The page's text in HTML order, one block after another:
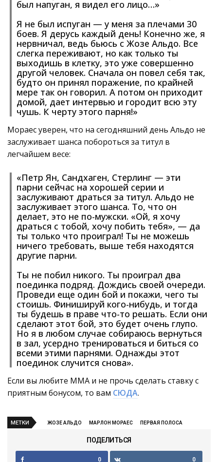
был напуган, я видел его лицо…»
Я не был испуган — у меня за плечами 30
боев. Я дерусь каждый день! Конечно же, я
нервничал, ведь бьюсь с Жозе Альдо. Все
слегка переживают, но как только ты
выходишь в клетку, это уже совершенно
другой человек. Сначала он повел себя так,
будто он принял поражение, по крайней
мере так он говорил. А потом он приходит
домой, дает интервью и городит всю эту
чушь. К черту этого парня!»
Мораес уверен, что на сегодняшний день Альдо не
заслуживает шанса побороться за титул в
легчайшем весе:
«Петр Ян, Сандхаген, Стерлинг — эти
парни сейчас на хорошей серии и
заслуживают драться за титул. Альдо не
заслуживает этого шанса. То, что он
делает, это не по-мужски. «Ой, я хочу
драться с тобой, хочу побить тебя», — да
ты только что проиграл! Ты не можешь
ничего требовать, выше тебя находятся
другие парни.
Ты не побил никого. Ты проиграл два
поединка подряд. Дождись своей очереди.
Проведи еще один бой и покажи, чего ты
стоишь. Финишируй кого-нибудь, и тогда
ты будешь в праве что-то решать. Если они
сделают этот бой, это будет очень глупо.
Но я в любом случае собираюсь вернуться
в зал, усердно тренироваться и биться со
всеми этими парнями. Однажды этот
поединок случится снова».
Если вы любите ММА и не прочь сделать ставку с
приятным бонусом, то вам СЮДА.
МЕТКИ ЖОЗЕ АЛЬДО МАРЛОН МОРАЕС ПЕРВАЯ ПОЛОСА
ПОДЕЛИТЬСЯ
0 0